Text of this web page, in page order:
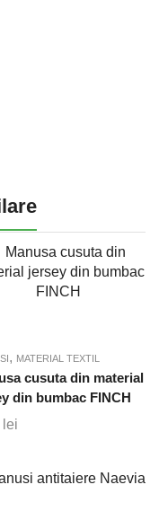
, MATERIAL TEXTIL
cusuta din material
din bumbac FINCH
lei